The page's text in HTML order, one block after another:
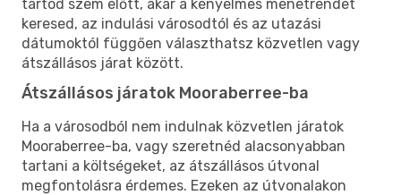
tartod szem előtt, akár a kényelmes menetrendet
keresed, az indulási városodtól és az utazási
dátumoktól függően választhatsz közvetlen vagy
átszállásos járat között.
Átszállásos járatok Mooraberree-ba
Ha a városodból nem indulnak közvetlen járatok
Mooraberree-ba, vagy szeretnéd alacsonyabban
tartani a költségeket, az átszállásos útvonal
megfontolásra érdemes. Ezeken az útvonalakon